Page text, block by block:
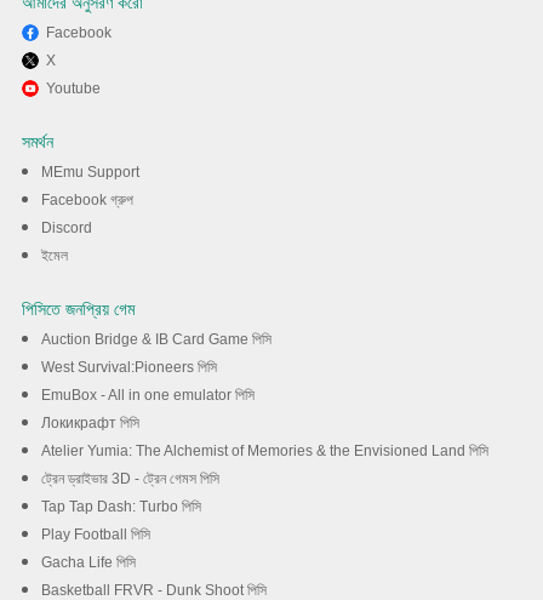
Facebook
X
Youtube
সমর্থন
MEmu Support
Facebook গ্রুপ
Discord
ইমেল
পিসিতে জনপ্রিয় গেম
Auction Bridge & IB Card Game পিসি
West Survival:Pioneers পিসি
EmuBox - All in one emulator পিসি
Локикрафт পিসি
Atelier Yumia: The Alchemist of Memories & the Envisioned Land পিসি
ট্রেন ড্রাইভার 3D - ট্রেন গেমস পিসি
Tap Tap Dash: Turbo পিসি
Play Football পিসি
Gacha Life পিসি
Basketball FRVR - Dunk Shoot পিসি